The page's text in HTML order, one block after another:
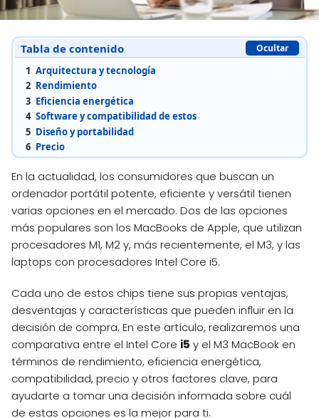
Tabla de contenido Ocultar
1 Arquitectura y tecnología
2 Rendimiento
3 Eficiencia energética
4 Software y compatibilidad de estos
5 Diseño y portabilidad
6 Precio
En la actualidad, los consumidores que buscan un
ordenador portátil potente, eficiente y versátil tienen
varias opciones en el mercado. Dos de las opciones
más populares son los MacBooks de Apple, que utilizan
procesadores M1, M2 y, más recientemente, el M3, y las
laptops con procesadores Intel Core i5.
Cada uno de estos chips tiene sus propias ventajas,
desventajas y características que pueden influir en la
decisión de compra. En este artículo, realizaremos una
comparativa entre el Intel Core i5 y el M3 MacBook en
términos de rendimiento, eficiencia energética,
compatibilidad, precio y otros factores clave, para
ayudarte a tomar una decisión informada sobre cuál
de estas opciones es la mejor para ti.